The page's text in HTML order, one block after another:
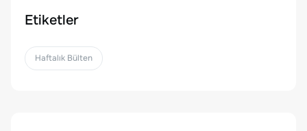
Etiketler
Haftalık Bülten